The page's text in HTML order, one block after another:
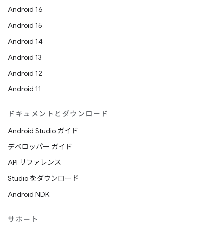
Android 16
Android 15
Android 14
Android 13
Android 12
Android 11
ドキュメントとダウンロード
Android Studio ガイド
デベロッパー ガイド
API リファレンス
Studio をダウンロード
Android NDK
サポート